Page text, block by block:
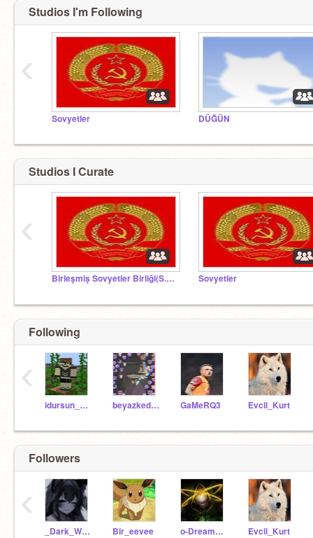
Studios I'm Following
Sovyetler DÜĞÜN
‹
Studios I Curate
Birleşmiş Sovyetler Birliği(S.S.C.B) Sovyetler
‹
Following
idursun_VIP beyazkedi2020 GaMeRQ3 Evcil_Kurt
‹
Followers
_Dark_Wolfie_ Bir_eevee o-DreamXD-o Evcil_Kurt
‹